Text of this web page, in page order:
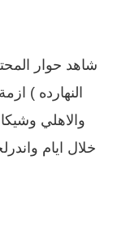
شاهد حوار
النهارده )
والاهلي
خلال ايام